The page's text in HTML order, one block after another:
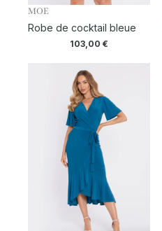
MOE
Robe de cocktail bleue
103,00€